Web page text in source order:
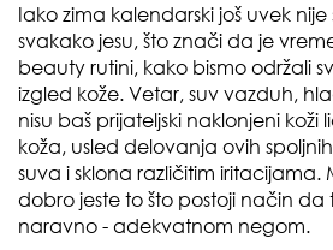
Iako zima kalendarski još uvek
svakako jesu, što znači da je
beauty rutini, kako bismo održali
izgled kože. Vetar, suv vazduh,
nisu baš prijateljski naklonjeni koži
koža, usled delovanja ovih
suva i sklona različitim iritacijama.
dobro jeste to što postoji način
naravno - adekvatnom negom.